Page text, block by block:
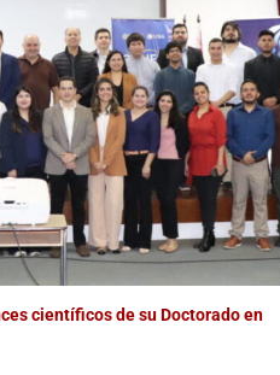
científicos de su Doctorado en